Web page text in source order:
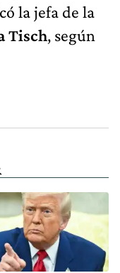
la jefa de la
Tisch, según